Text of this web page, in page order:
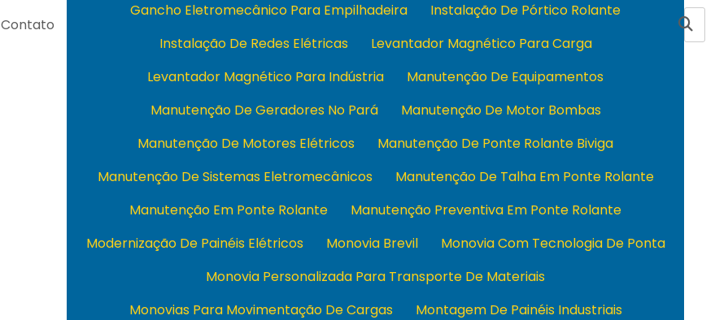
Contato
Gancho Eletromecânico Para Empilhadeira
Instalação De Pórtico Rolante
Instalação De Redes Elétricas
Levantador Magnético Para Carga
Levantador Magnético Para Indústria
Manutenção De Equipamentos
Manutenção De Geradores No Pará
Manutenção De Motor Bombas
Manutenção De Motores Elétricos
Manutenção De Ponte Rolante Biviga
Manutenção De Sistemas Eletromecânicos
Manutenção De Talha Em Ponte Rolante
Manutenção Em Ponte Rolante
Manutenção Preventiva Em Ponte Rolante
Modernização De Painéis Elétricos
Monovia Brevil
Monovia Com Tecnologia De Ponta
Monovia Personalizada Para Transporte De Materiais
Monovias Para Movimentação De Cargas
Montagem De Painéis Industriais